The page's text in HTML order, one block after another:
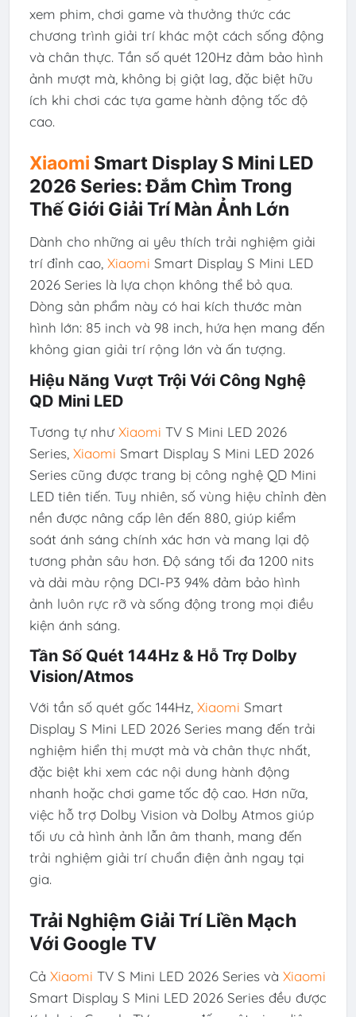
xem phim, chơi game và thưởng thức các
chương trình giải trí khác một cách sống động
và chân thực. Tần số quét 120Hz đảm bảo hình
ảnh mượt mà, không bị giật lag, đặc biệt hữu
ích khi chơi các tựa game hành động tốc độ
cao.
Xiaomi Smart Display S Mini LED
2026 Series: Đắm Chìm Trong
Thế Giới Giải Trí Màn Ảnh Lớn
Dành cho những ai yêu thích trải nghiệm giải
trí đỉnh cao, Xiaomi Smart Display S Mini LED
2026 Series là lựa chọn không thể bỏ qua.
Dòng sản phẩm này có hai kích thước màn
hình lớn: 85 inch và 98 inch, hứa hẹn mang đến
không gian giải trí rộng lớn và ấn tượng.
Hiệu Năng Vượt Trội Với Công Nghệ
QD Mini LED
Tương tự nhưXiaomi TV S Mini LED 2026
Series, Xiaomi Smart Display S Mini LED 2026
Series cũng được trang bị công nghệ QD Mini
LED tiên tiến. Tuy nhiên, số vùng hiệu chỉnh đèn
nền được nâng cấp lên đến 880, giúp kiểm
soát ánh sáng chính xác hơn và mang lại độ
tương phản sâu hơn. Độ sáng tối đa 1200 nits
và dải màu rộng DCI-P3 94% đảm bảo hình
ảnh luôn rực rỡ và sống động trong mọi điều
kiện ánh sáng.
Tần Số Quét 144Hz & Hỗ Trợ Dolby
Vision/Atmos
Với tần số quét gốc 144Hz, Xiaomi Smart
Display S Mini LED 2026 Series mang đến trải
nghiệm hiển thị mượt mà và chân thực nhất,
đặc biệt khi xem các nội dung hành động
nhanh hoặc chơi game tốc độ cao. Hơn nữa,
việc hỗ trợ Dolby Vision và Dolby Atmos giúp
tối ưu cả hình ảnh lẫn âm thanh, mang đến
trải nghiệm giải trí chuẩn điện ảnh ngay tại
gia.
Trải Nghiệm Giải Trí Liền Mạch
Với Google TV
Cả Xiaomi TV S Mini LED 2026 Series và Xiaomi
Smart Display S Mini LED 2026 Series đều được